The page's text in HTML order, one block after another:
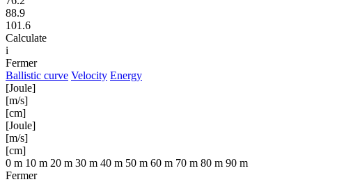
88.9
101.6
Calculate
i
Fermer
Ballistic curve Velocity Energy
[Joule]
[m/s]
[cm]
[Joule]
[m/s]
[cm]
0 m 10 m 20 m 30 m 40 m 50 m 60 m 70 m 80 m 90 m
Fermer